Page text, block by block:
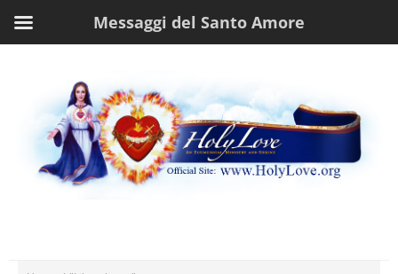
Messaggi del Santo Amore